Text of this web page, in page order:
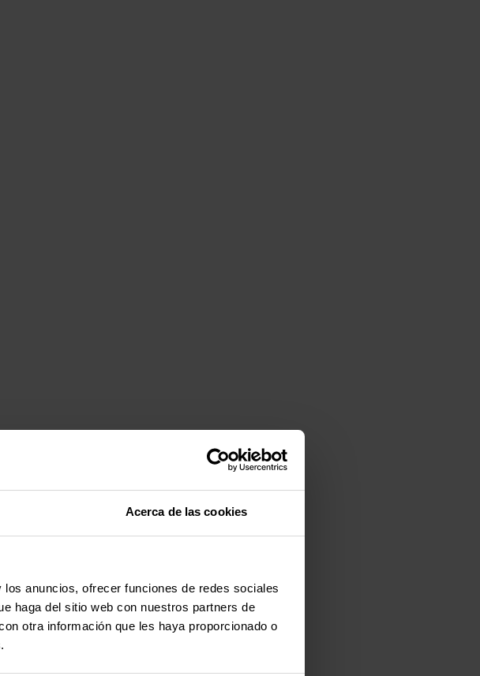
Acerca de las cookies
anuncios, ofrecer funciones de redes sociales
haga del sitio web con nuestros partners de
otra información que les haya proporcionado o